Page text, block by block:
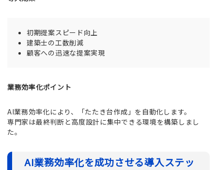
初期提案スピード向上
建築士の工数削減
顧客への迅速な提案実現
業務効率化ポイント
AI業務効率化により、「たたき台作成」を自動化します。
専門家は最終判断と高度設計に集中できる環境を構築しまし
た。
AI業務効率化を成功させる導入ステッ